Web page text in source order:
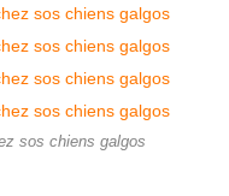
sos chiens galgos